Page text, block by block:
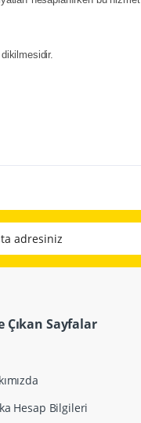
Çıkan Sayfalar
Hesap Bilgileri